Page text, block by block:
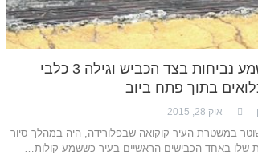
השוטר שמע נביחות בצד הכביש וגילה 3 כלבי
בתוך פתח ביוב
אוק 28, 2015
במשטרת העיר קוקואה שבפלורידה, היה במהלך סיור
שלו באחד הכבישים הראשיים בעיר כששמע קולות…